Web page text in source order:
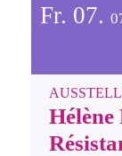
Fr. 07.